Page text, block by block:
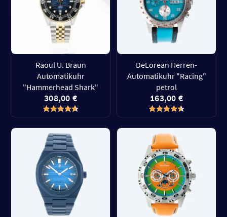
Raoul U. Braun
Automatikuhr
"Hammerhead Shark"
308,00 €
DeLorean Herren-
Automatikuhr "Racing"
petrol
163,00 €